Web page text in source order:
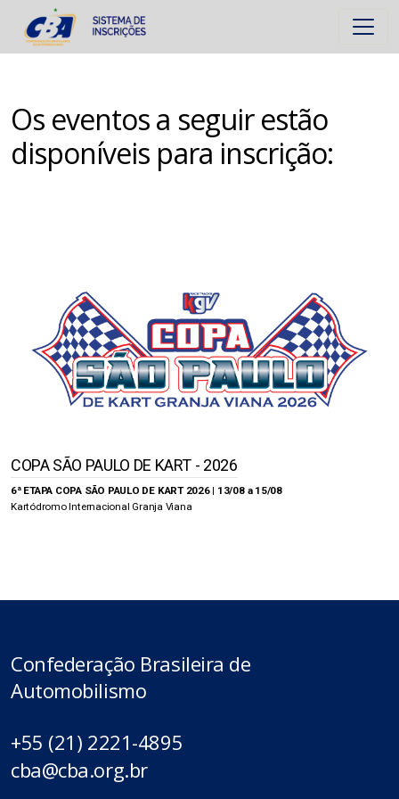
Os eventos a seguir estão
disponíveis para inscrição:
COPA SÃO PAULO DE KART - 2026
6ª ETAPA COPA SÃO PAULO DE KART 2026 | 13/08 a 15/08
Kartódromo Internacional Granja Viana
Confederação Brasileira de
Automobilismo
+55 (21) 2221-4895
cba@cba.org.br